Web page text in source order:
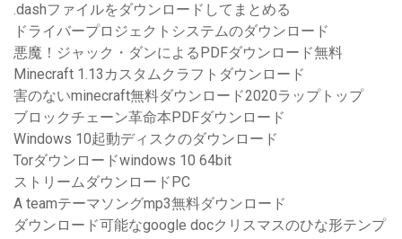
.dashファイルをダウンロードしてまとめる
ドライバープロジェクトシステムのダウンロード
悪魔！ジャック・ダンによるPDFダウンロード無料
Minecraft 1.13カスタムクラフトダウンロード
害のないminecraft無料ダウンロード2020ラップトップ
ブロックチェーン革命本PDFダウンロード
Windows 10起動ディスクのダウンロード
Torダウンロードwindows 10 64bit
ストリームダウンロードPC
A teamテーマソングmp3無料ダウンロード
ダウンロード可能なgoogle docクリスマスのひな形テンプ